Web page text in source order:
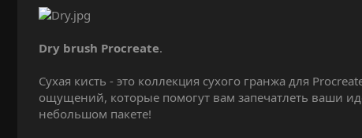
р
з
а
и
Dry brush Procreate.
Сухая кисть - это коллекция сухого гранжа для
ощущений, которые помогут вам запечатлеть ваши
небольшом пакете!